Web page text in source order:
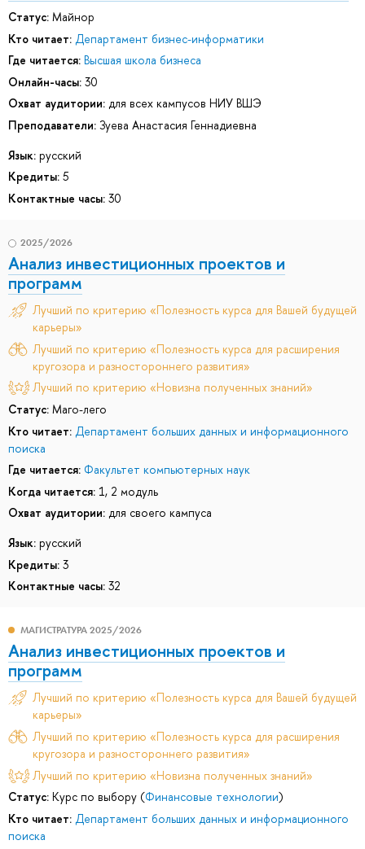
Статус: Майнор
Кто читает: Департамент бизнес-информатики
Где читается: Высшая школа бизнеса
Онлайн-часы: 30
Охват аудитории: для всех кампусов НИУ ВШЭ
Преподаватели: Зуева Анастасия Геннадиевна
Язык: русский
Кредиты: 5
Контактные часы: 30
2025/2026
Анализ инвестиционных проектов и
программ
Лучший по критерию «Полезность курса для Вашей будущей
карьеры»
Лучший по критерию «Полезность курса для расширения
кругозора и разностороннего развития»
Лучший по критерию «Новизна полученных знаний»
Статус: Маго-лего
Кто читает: Департамент больших данных и информационного
поиска
Где читается: Факультет компьютерных наук
Когда читается: 1, 2 модуль
Охват аудитории: для своего кампуса
Язык: русский
Кредиты: 3
Контактные часы: 32
МАГИСТРАТУРА 2025/2026
Анализ инвестиционных проектов и
программ
Лучший по критерию «Полезность курса для Вашей будущей
карьеры»
Лучший по критерию «Полезность курса для расширения
кругозора и разностороннего развития»
Лучший по критерию «Новизна полученных знаний»
Статус: Курс по выбору (Финансовые технологии)
Кто читает: Департамент больших данных и информационного
поиска